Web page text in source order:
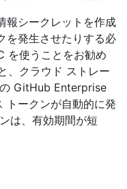
報シークレットを作成
を発生させたりする必
を使うことをお勧め
、クラウド ストレー
GitHub Enterprise
トークンが自動的に発
は、有効期間が短